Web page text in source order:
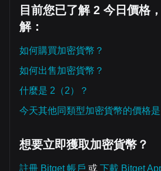
目前您已了解 2 今日價格
解：
如何購買加密貨幣？
如何出售加密貨幣？
什麼是 2（2）？
今天其他同類型加密貨幣的價格是
想要立即獲取加密貨幣？
註冊 Bitget 帳戶 或 下載 Bitget